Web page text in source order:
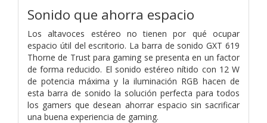
Sonido que ahorra espacio
Los altavoces estéreo no tienen por qué ocupar
espacio útil del escritorio. La barra de sonido GXT 619
Thorne de Trust para gaming se presenta en un factor
de forma reducido. El sonido estéreo nítido con 12 W
de potencia máxima y la iluminación RGB hacen de
esta barra de sonido la solución perfecta para todos
los gamers que desean ahorrar espacio sin sacrificar
una buena experiencia de gaming.